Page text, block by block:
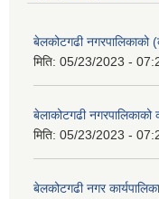
बेलकोटगढी नगरपालिकाको
मिति: 05/23/2023 -
बेलाकोटगढी नगरपालिकाको
मिति: 05/23/2023 -
बेलकोटगढी नगर